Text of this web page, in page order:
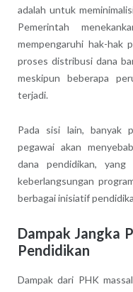
adalah untuk
Pemerintah
mempengaruhi hak-hak
proses distribusi dana
meskipun beberapa
terjadi.
Pada sisi lain, banyak
pegawai akan
dana pendidikan, yang
keberlangsungan
berbagai inisiatif
Dampak Jangka
Pendidikan
Dampak dari PHK